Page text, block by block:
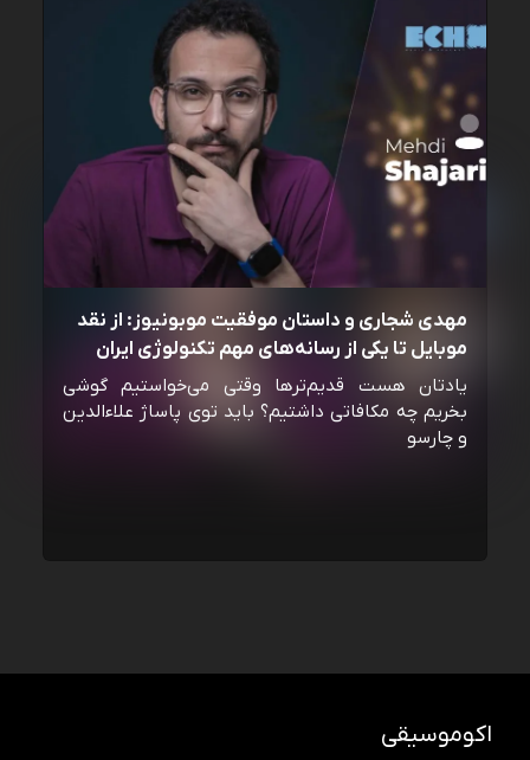
مهدی شجاری و داستان موفقیت موبونیوز: از نقد
موبایل تا یکی از رسانه‌‌های مهم تکنولوژی ایران
یادتان هست قدیم‌ترها وقتی می‌خواستیم گوشی
بخریم چه مکافاتی داشتیم؟ باید توی پاساژ علاءالدین
و چارسو
اکوموسیقی